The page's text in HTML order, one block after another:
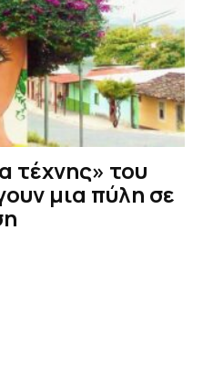
τέχνης» του
μια πύλη σε